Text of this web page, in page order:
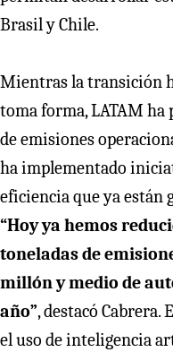
Brasil y Chile.
Mientras la transición
toma forma, LATAM ha
de emisiones
ha implementado
eficiencia que ya están
“Hoy ya hemos
toneladas de
millón y medio de
año”, destacó Cabrera.
el uso de inteligencia